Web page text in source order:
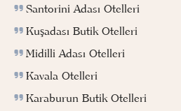
Santorini Adası Otelleri
Kuşadası Butik Otelleri
Midilli Adası Otelleri
Kavala Otelleri
Karaburun Butik Otelleri